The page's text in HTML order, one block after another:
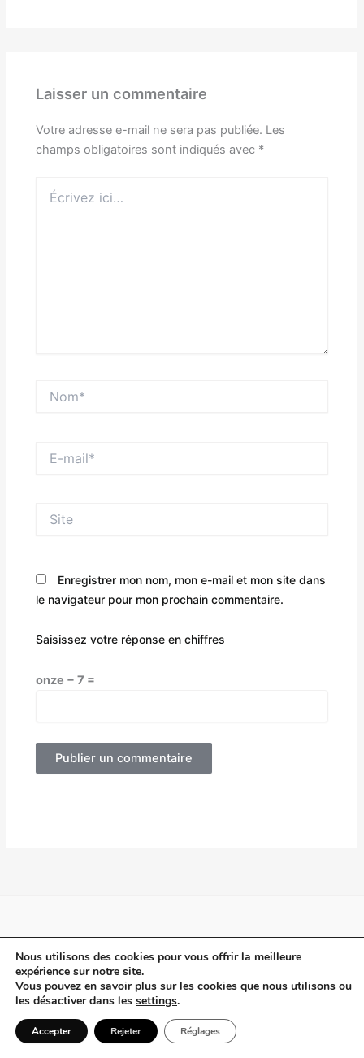
Laisser un commentaire
Votre adresse e-mail ne sera pas publiée. Les
champs obligatoires sont indiqués avec *
ici…
mail*
Enregistrer mon nom, mon e-mail et mon site dans
le navigateur pour mon prochain commentaire.
Saisissez votre réponse en chiffres
onze − 7 =
Politique de Confidentialité
Contact
Nous utilisons des cookies pour vous offrir la meilleure
expérience sur notre site.
Vous pouvez en savoir plus sur les cookies que nous utilisons ou
les désactiver dans les settings.
Accepter Rejeter Réglages